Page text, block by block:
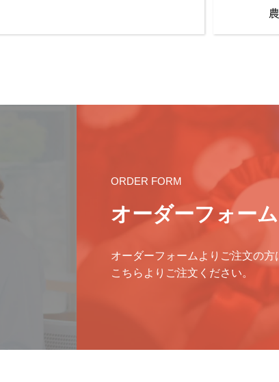
ORDER FORM
オーダーフォーム
オーダーフォームよりご注文の方
こちらよりご注文ください。